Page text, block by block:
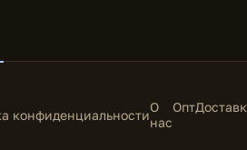
конфиденциальностиО
нас
Опт